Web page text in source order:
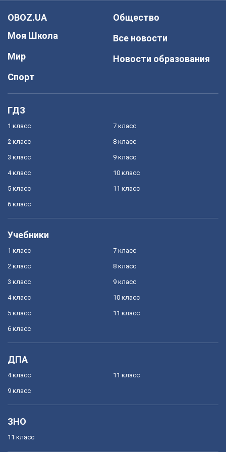
OBOZ.UA
Моя Школа
Мир
Спорт
Общество
Все новости
Новости образования
ГДЗ
1 класс
2 класс
3 класс
4 класс
5 класс
6 класс
7 класс
8 класс
9 класс
10 класс
11 класс
Учебники
1 класс
2 класс
3 класс
4 класс
5 класс
6 класс
7 класс
8 класс
9 класс
10 класс
11 класс
ДПА
4 класс
9 класс
11 класс
ЗНО
11 класс